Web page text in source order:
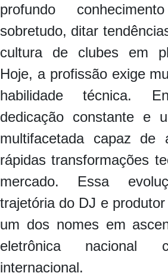
profundo
sobretudo, ditar
cultura de clubes em
Hoje, a profissão exige
habilidade técnica.
dedicação constante e
multifacetada capaz de
rápidas transformações
mercado. Essa
trajetória do DJ e
um dos nomes em
eletrônica nacional
internacional.